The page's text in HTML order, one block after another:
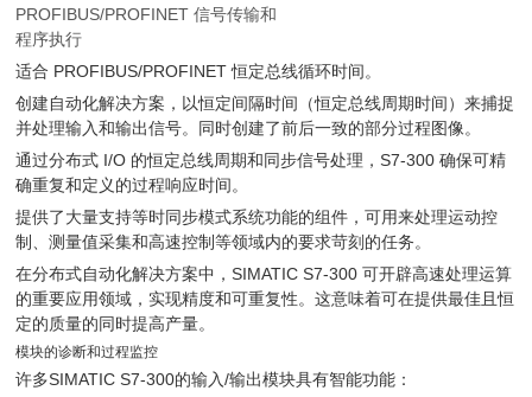
PROFIBUS/PROFINET 信号传输和
程序执行
适合 PROFIBUS/PROFINET 恒定总线循环时间。
创建自动化解决方案，以恒定间隔时间（恒定总线周期时间）来捕捉
并处理输入和输出信号。同时创建了前后一致的部分过程图像。
通过分布式 I/O 的恒定总线周期和同步信号处理，S7-300 确保可精
确重复和定义的过程响应时间。
提供了大量支持等时同步模式系统功能的组件，可用来处理运动控
制、测量值采集和高速控制等领域内的要求苛刻的任务。
在分布式自动化解决方案中，SIMATIC S7-300 可开辟高速处理运算
的重要应用领域，实现精度和可重复性。这意味着可在提供最佳且恒
定的质量的同时提高产量。
模块的诊断和过程监控
许多SIMATIC S7-300的输入/输出模块具有智能功能：